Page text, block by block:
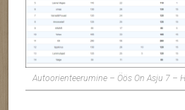
Autoorienteerumine – Öös On Asju 7 –